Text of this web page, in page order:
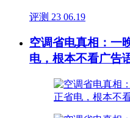
评测 23 06.19
空调省电真相：一
电，根本不看广告